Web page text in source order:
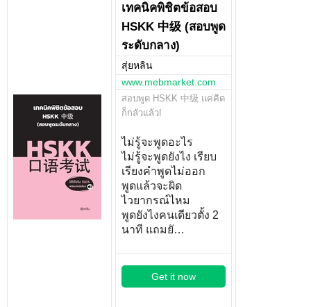
เทคนิคพิชิตข้อสอบ
HSKK 中级 (สอบพูด
ระดับกลาง)
สุ่ยหลิน
www.mebmarket.com
สอบพูด HSKK 中级 แค่คิด
ก็กลัวแล้ว!
ไม่รู้จะพูดอะไร
ไม่รู้จะพูดยังไง เรียบ
เรียงคำพูดไม่ออก
พูดแล้วจะผิด
ไวยากรณ์ไหม
พูดยังไงคนเดียวตั้ง 2
นาที แถมยั…
Get it now